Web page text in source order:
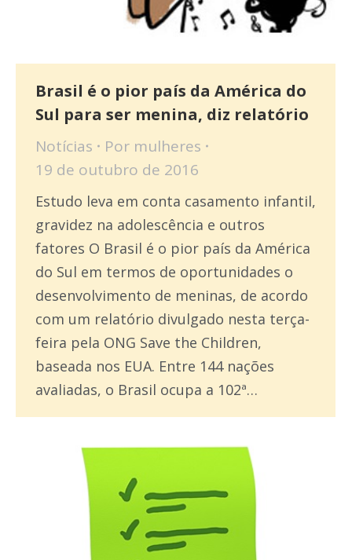
Brasil é o pior país da América do
Sul para ser menina, diz relatório
Notícias Por mulheres
19 de outubro de 2016
Estudo leva em conta casamento infantil,
gravidez na adolescência e outros
fatores O Brasil é o pior país da América
do Sul em termos de oportunidades o
desenvolvimento de meninas, de acordo
com um relatório divulgado nesta terça-
feira pela ONG Save the Children,
baseada nos EUA. Entre 144 nações
avaliadas, o Brasil ocupa a 102ª…